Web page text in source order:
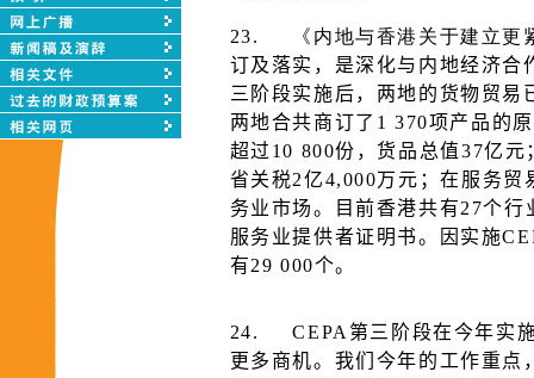
23. 《 内地与香港关于建立更
订及落实，是深化与内地经济合
三阶段实施后，两地的货物贸
两地合共商订了1 370项产品的
超过10 800份，货品总值37亿
省关税2亿4,000万元；在服务
务业市场。目前香港共有27个
服务业提供者证明书。因实施
有29 000个。
24.
CEPA第三阶段在今年实
更多商机。我们今年的工作重